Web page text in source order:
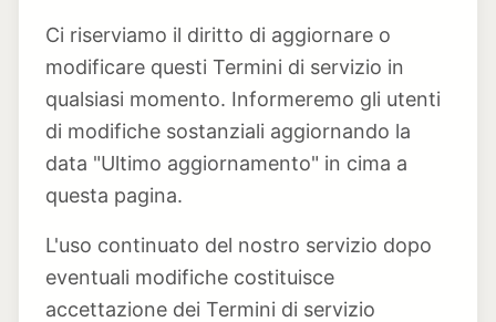
Ci riserviamo il diritto di aggiornare o
modificare questi Termini di servizio in
qualsiasi momento. Informeremo gli utenti
di modifiche sostanziali aggiornando la
data "Ultimo aggiornamento" in cima a
questa pagina.
L'uso continuato del nostro servizio dopo
eventuali modifiche costituisce
accettazione dei Termini di servizio